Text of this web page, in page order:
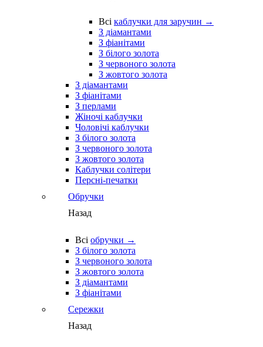
Всі каблучки для заручин →
З діамантами
З фіанітами
З білого золота
З червоного золота
З жовтого золота
З діамантами
З фіанітами
З перлами
Жіночі каблучки
Чоловічі каблучки
З білого золота
З червоного золота
З жовтого золота
Каблучки солітери
Персні-печатки
Обручки
Назад
Всі обручки →
З білого золота
З червоного золота
З жовтого золота
З діамантами
З фіанітами
Сережки
Назад